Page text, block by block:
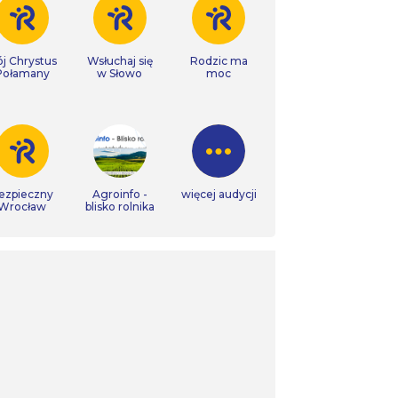
Chrystus
Wsłuchaj się
w Słowo
Rodzic ma
moc
Agroinfo -
blisko rolnika
więcej audycji